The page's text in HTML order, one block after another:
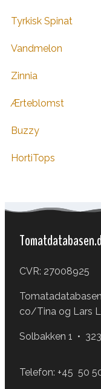
Tyrkisk Spinat
Vandmelon
Zinnia
Ærteblomst
Buzzy
HortiTops
CVR: 27008925
co/Tina og Lars
Solbakken 1 •
Telefon: +45 50